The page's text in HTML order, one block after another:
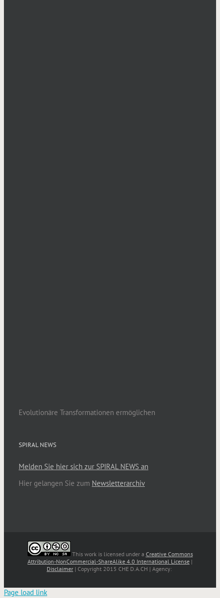
Evolutionäre Transformationen ermöglichen
SPIRAL NEWS
Melden Sie hier sich zur SPIRAL NEWS an
Hier gelangen Sie zum Newsletterarchiv
This work is licensed under a Creative Commons
Attribution-NonCommercial-ShareAlike 4.0 International License |
Disclaimer | Copyright 2015 CHE D.A.CH | Agency:
Page load link